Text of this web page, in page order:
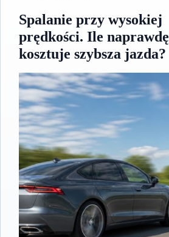
Spalanie przy wysokiej
prędkości. Ile naprawdę
kosztuje szybsza jazda?